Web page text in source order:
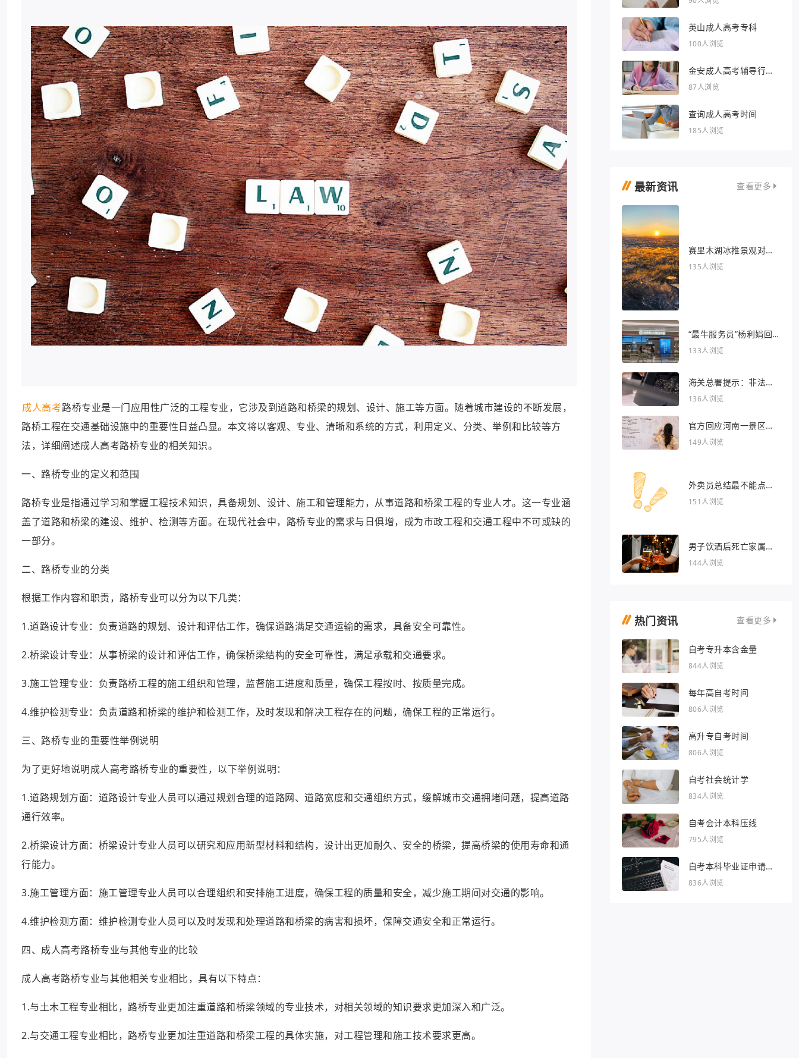
成人高考路桥专业是一门应用性广泛的工程专业，它涉及到道路和桥梁的规划、设计、施工等方面。随着城市建设的不断发展，
路桥工程在交通基础设施中的重要性日益凸显。本文将以客观、专业、清晰和系统的方式，利用定义、分类、举例和比较等方
法，详细阐述成人高考路桥专业的相关知识。
一、路桥专业的定义和范围
路桥专业是指通过学习和掌握工程技术知识，具备规划、设计、施工和管理能力，从事道路和桥梁工程的专业人才。这一专业涵
盖了道路和桥梁的建设、维护、检测等方面。在现代社会中，路桥专业的需求与日俱增，成为市政工程和交通工程中不可或缺的
一部分。
二、路桥专业的分类
根据工作内容和职责，路桥专业可以分为以下几类：
1.道路设计专业：负责道路的规划、设计和评估工作，确保道路满足交通运输的需求，具备安全可靠性。
2.桥梁设计专业：从事桥梁的设计和评估工作，确保桥梁结构的安全可靠性，满足承载和交通要求。
3.施工管理专业：负责路桥工程的施工组织和管理，监督施工进度和质量，确保工程按时、按质量完成。
4.维护检测专业：负责道路和桥梁的维护和检测工作，及时发现和解决工程存在的问题，确保工程的正常运行。
三、路桥专业的重要性举例说明
为了更好地说明成人高考路桥专业的重要性，以下举例说明：
1.道路规划方面：道路设计专业人员可以通过规划合理的道路网、道路宽度和交通组织方式，缓解城市交通拥堵问题，提高道路
通行效率。
2.桥梁设计方面：桥梁设计专业人员可以研究和应用新型材料和结构，设计出更加耐久、安全的桥梁，提高桥梁的使用寿命和通
行能力。
3.施工管理方面：施工管理专业人员可以合理组织和安排施工进度，确保工程的质量和安全，减少施工期间对交通的影响。
4.维护检测方面：维护检测专业人员可以及时发现和处理道路和桥梁的病害和损坏，保障交通安全和正常运行。
四、成人高考路桥专业与其他专业的比较
成人高考路桥专业与其他相关专业相比，具有以下特点：
1.与土木工程专业相比，路桥专业更加注重道路和桥梁领域的专业技术，对相关领域的知识要求更加深入和广泛。
2.与交通工程专业相比，路桥专业更加注重道路和桥梁工程的具体实施，对工程管理和施工技术要求更高。
英山成人高考专科
100人浏览
金安成人高考辅导行业
的文章
87人浏览
查询成人高考时间
185人浏览
最新资讯 查看更多
赛里木湖冰推景观对我
眼睛很好
135人浏览
“最牛服务员”杨利娟回
归海底捞
133人浏览
海关总署提示：非法引
入异宠将被处罚
136人浏览
官方回应河南一景区推
出虎景房
149人浏览
外卖员总结最不能点的
外卖
151人浏览
男子饮酒后死亡家属索
赔36万被驳回
144人浏览
热门资讯 查看更多
自考专升本含金量
844人浏览
每年高自考时间
806人浏览
高升专自考时间
806人浏览
自考社会统计学
834人浏览
自考会计本科压线
795人浏览
自考本科毕业证申请条
件
836人浏览